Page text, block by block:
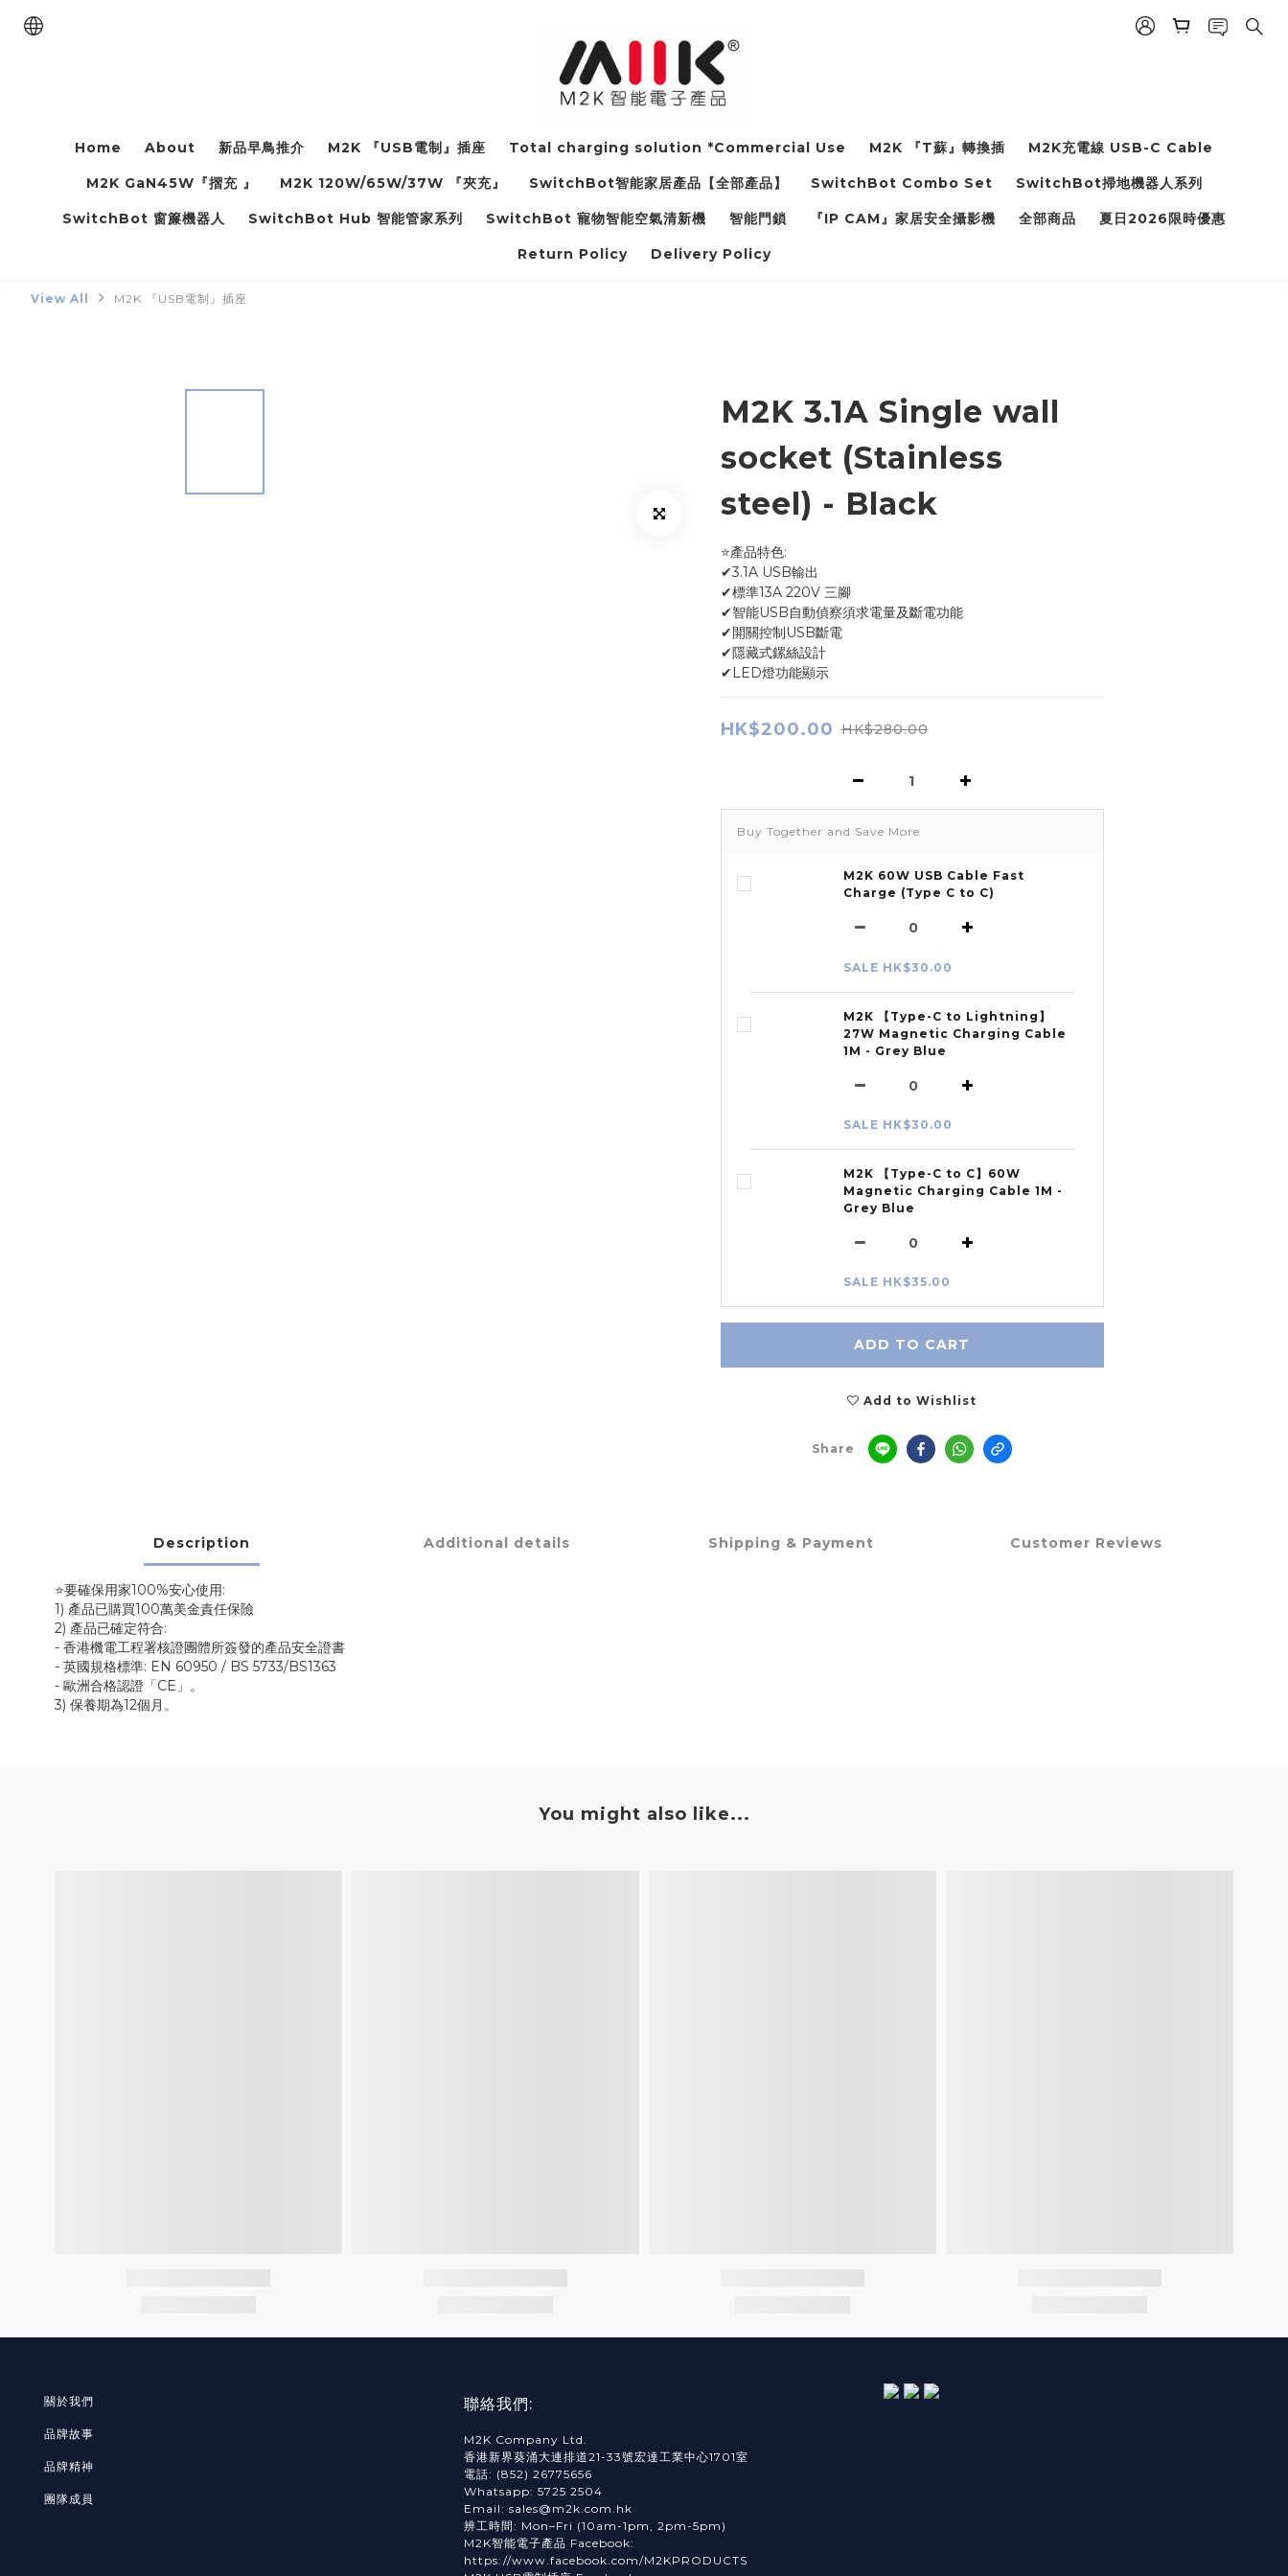
Home About 新品早鳥推介 M2K 『USB電制』插座 Total charging solution *Commercial Use M2K 『T蘇』轉換插 M2K充電線 USB-C Cable
M2K GaN45W『摺充 』 M2K 120W/65W/37W 『夾充』 SwitchBot智能家居產品【全部產品】 SwitchBot Combo Set SwitchBot掃地機器人系列
SwitchBot 窗簾機器人 SwitchBot Hub 智能管家系列 SwitchBot 寵物智能空氣清新機 智能門鎖 『IP CAM』家居安全攝影機 全部商品 夏日2026限時優惠
Return Policy Delivery Policy
View All M2K 『USB電制』插座
M2K 3.1A Single wall
socket (Stainless
steel) - Black
⭐產品特色:
✔3.1A USB輸出
✔標準13A 220V 三腳
✔智能USB自動偵察須求電量及斷電功能
✔開關控制USB斷電
✔隱藏式鏍絲設計
✔LED燈功能顯示
HK$200.00 HK$280.00
Buy Together and Save More
M2K 60W USB Cable Fast
Charge (Type C to C)
SALE HK$30.00
M2K 【Type-C to Lightning】
27W Magnetic Charging Cable
1M - Grey Blue
SALE HK$30.00
M2K 【Type-C to C】60W
Magnetic Charging Cable 1M -
Grey Blue
SALE HK$35.00
ADD TO CART
Add to Wishlist
Share
Description Additional details Shipping & Payment Customer Reviews
⭐要確保用家100%安心使用:
1) 產品已購買100萬美金責任保險
2) 產品已確定符合:
- 香港機電工程署核證團體所簽發的產品安全證書
- 英國規格標準: EN 60950 / BS 5733/BS1363
- 歐洲合格認證「CE」。
3) 保養期為12個月。
You might also like...
關於我們
品牌故事
品牌精神
團隊成員
聯絡我們:
M2K Company Ltd.
香港新界葵涌大連排道21-33號宏達工業中心1701室
電話: (852) 26775656
Whatsapp: 5725 2504
Email: sales@m2k.com.hk
辨工時間: Mon–Fri (10am-1pm, 2pm-5pm)
M2K智能電子產品 Facebook:
https://www.facebook.com/M2KPRODUCTS